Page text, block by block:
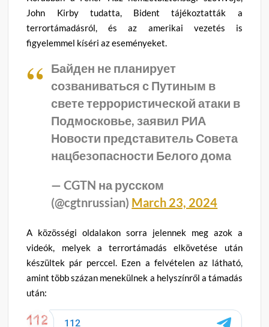
John Kirby tudatta, Bident tájékoztatták a
terrortámadásról, és az amerikai vezetés is
figyelemmel kíséri az eseményeket.
Байден не планирует
созваниваться с Путиным в
свете террористической атаки в
Подмосковье, заявил РИА
Новости представитель Совета
нацбезопасности Белого дома
— CGTN на русском
(@cgtnrussian) March 23, 2024
A közösségi oldalakon sorra jelennek meg azok a
videók, melyek a terrortámadás elkövetése után
készültek pár perccel. Ezen a felvételen az látható,
amint több százan menekülnek a helyszínről a támadás
után: